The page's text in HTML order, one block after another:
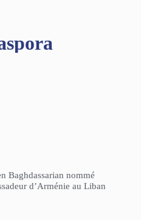
Baghdassarian nommé
d’Arménie au Liban